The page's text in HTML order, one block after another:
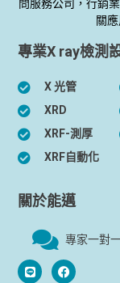
問服務公司，行銷
關
專業X ray檢測
X 光管
XRD
XRF-測厚
XRF自動化
關於能邁
專家一對